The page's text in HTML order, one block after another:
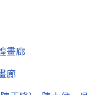
畫廊
廊